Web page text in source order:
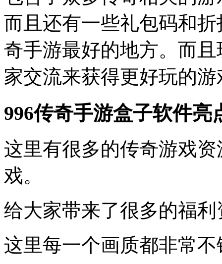
而且还有一些礼包码和
奇手游最好的地方。而
家交流来获得更好玩的游
996传奇手游盒子软件亮
这里有很多的传奇游戏
戏。
给大家带来了很多的福
这里每一个画质都非常